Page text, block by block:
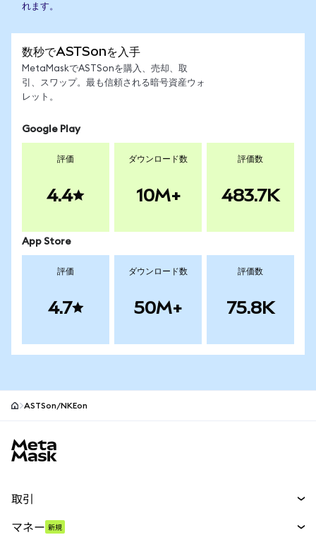
れます。
数秒でASTSonを入手
MetaMaskでASTSonを購入、売却、取
引、スワップ。最も信頼される暗号資産ウォ
レット。
Google Play
評価
4.4
ダウンロード数
10M+
評価数
483.7K
App Store
評価
4.7
ダウンロード数
50M+
評価数
75.8K
ASTSon/NKEon
取引
マネー 新規